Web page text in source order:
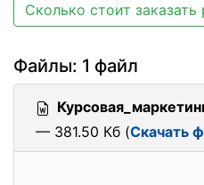
Сколько стоит заказать
Файлы: 1 файл
— 381.50 Кб (Скачать